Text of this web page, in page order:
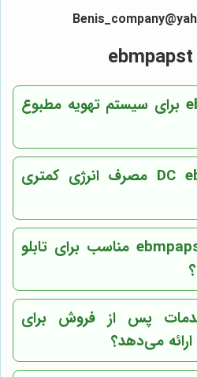
چه نوع فن ebmpapst برای سیستم تهویه مطبوع
آیا فن‌های DC ebmpapst مصرف انرژی کمتری
چگونه می‌توانم فن ebmpapst مناسب برای تابلو
پس از فروش برای